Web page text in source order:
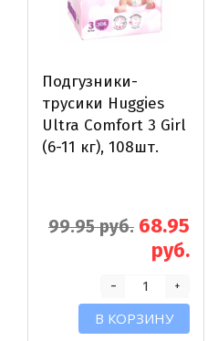
Подгузники-
трусики Huggies
Ultra Comfort 3 Girl
(6-11 кг), 108шт.
99.95 руб. 68.95
руб.
+
-
В КОРЗИНУ